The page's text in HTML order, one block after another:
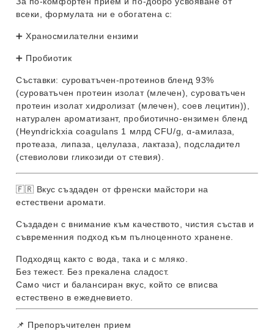
всеки, формулата ни е обогатена с:
➕ Храносмилателни ензими
➕ Пробиотик
Съставки: суроватъчен-протеинов бленд 93%
(суроватъчен протеин изолат (млечен), суроватъчен
протеин изолат хидролизат (млечен),соев лецитин)),
натурален ароматизант, пробиотично-ензимен бленд
(Heyndrickxia coagulans 1 млрд CFU/g, α-амилаза,
протеаза, липаза, целулаза, лактаза), подсладител
(стевиолови гликозиди от стевия).
🇫🇷 Вкус създаден от френски майстори на
естествени аромати.
Създаден с внимание към качеството, чистия състав и
съвременния подход към пълноценното хранене.
Подходящ както с вода, така и с мляко.
Без тежест. Без прекалена сладост.
Само чист и балансиран вкус, който се вписва
естествено в ежедневието.
📌 Препоръчителен прием